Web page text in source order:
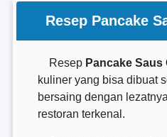
Resep Pancake
Resep Pancake Saus
kuliner yang bisa dibuat
bersaing dengan
restoran terkenal.